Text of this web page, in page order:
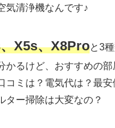
気清浄機なんです♪
X5s、X8Proと3
かるけど、おすすめの
コミは？電気代は？最
ター掃除は大変なの？